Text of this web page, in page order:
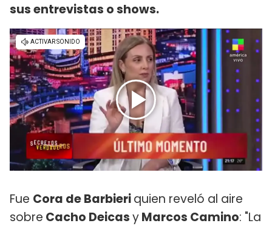
sus entrevistas o shows.
Fue Cora de Barbieriquien reveló al aire
sobre Cacho DeicasyMarcos Camino: "La